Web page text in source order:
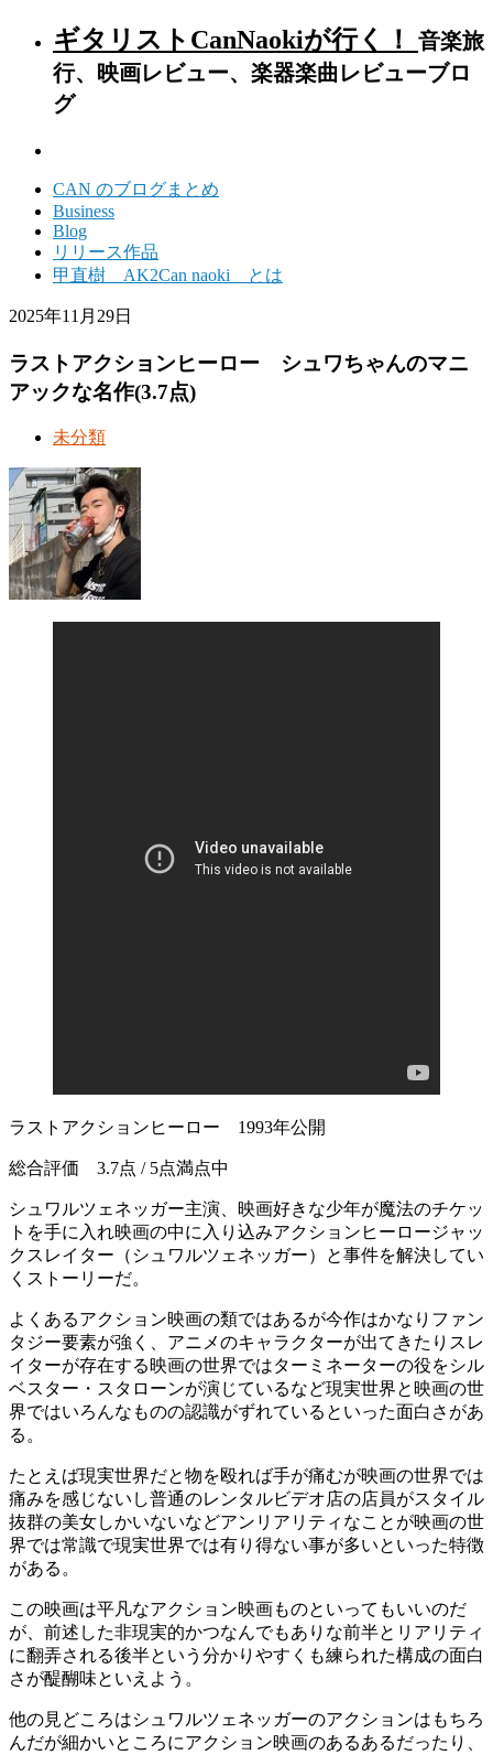
ギタリストCanNaokiが行く！ 音楽旅
行、映画レビュー、楽器楽曲レビューブロ
グ
CAN のブログまとめ
Business
Blog
リリース作品
甲直樹 AK2Can naoki とは
2025年11月29日
ラストアクションヒーロー シュワちゃんのマニ
アックな名作(3.7点)
未分類
ラストアクションヒーロー 1993年公開
総合評価 3.7点 / 5点満点中
シュワルツェネッガー主演、映画好きな少年が魔法のチケッ
トを手に入れ映画の中に入り込みアクションヒーロージャッ
クスレイター（シュワルツェネッガー）と事件を解決してい
くストーリーだ。
よくあるアクション映画の類ではあるが今作はかなりファン
タジー要素が強く、アニメのキャラクターが出てきたりスレ
イターが存在する映画の世界ではターミネーターの役をシル
ベスター・スタローンが演じているなど現実世界と映画の世
界ではいろんなものの認識がずれているといった面白さがあ
る。
たとえば現実世界だと物を殴れば手が痛むが映画の世界では
痛みを感じないし普通のレンタルビデオ店の店員がスタイル
抜群の美女しかいないなどアンリアリティなことが映画の世
界では常識で現実世界では有り得ない事が多いといった特徴
がある。
この映画は平凡なアクション映画ものといってもいいのだ
が、前述した非現実的かつなんでもありな前半とリアリティ
に翻弄される後半という分かりやすくも練られた構成の面白
さが醍醐味といえよう。
他の見どころはシュワルツェネッガーのアクションはもちろ
んだが細かいところにアクション映画のあるあるだったり、